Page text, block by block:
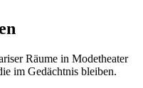
Räume in Modetheater
im Gedächtnis bleiben.